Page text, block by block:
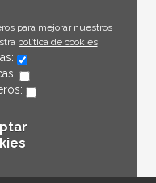
para mejorar nuestros
política de cookies.